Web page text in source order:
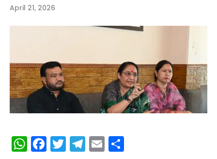
April 21, 2026
WhatsApp
Facebook
Twitter
Telegram
Email